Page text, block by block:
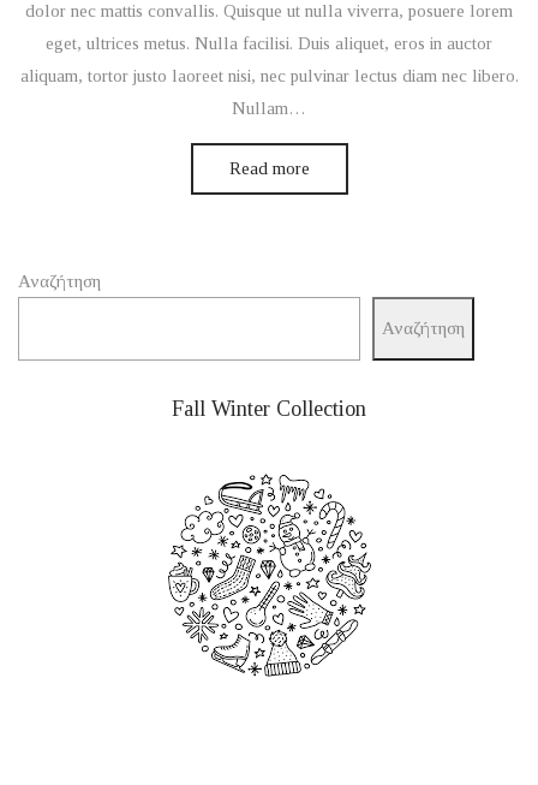
dolor nec mattis convallis. Quisque ut nulla viverra, posuere lorem
eget, ultrices metus. Nulla facilisi. Duis aliquet, eros in auctor
aliquam, tortor justo laoreet nisi, nec pulvinar lectus diam nec libero.
Nullam…
Read more
Αναζήτηση
Αναζήτηση
Fall Winter Collection